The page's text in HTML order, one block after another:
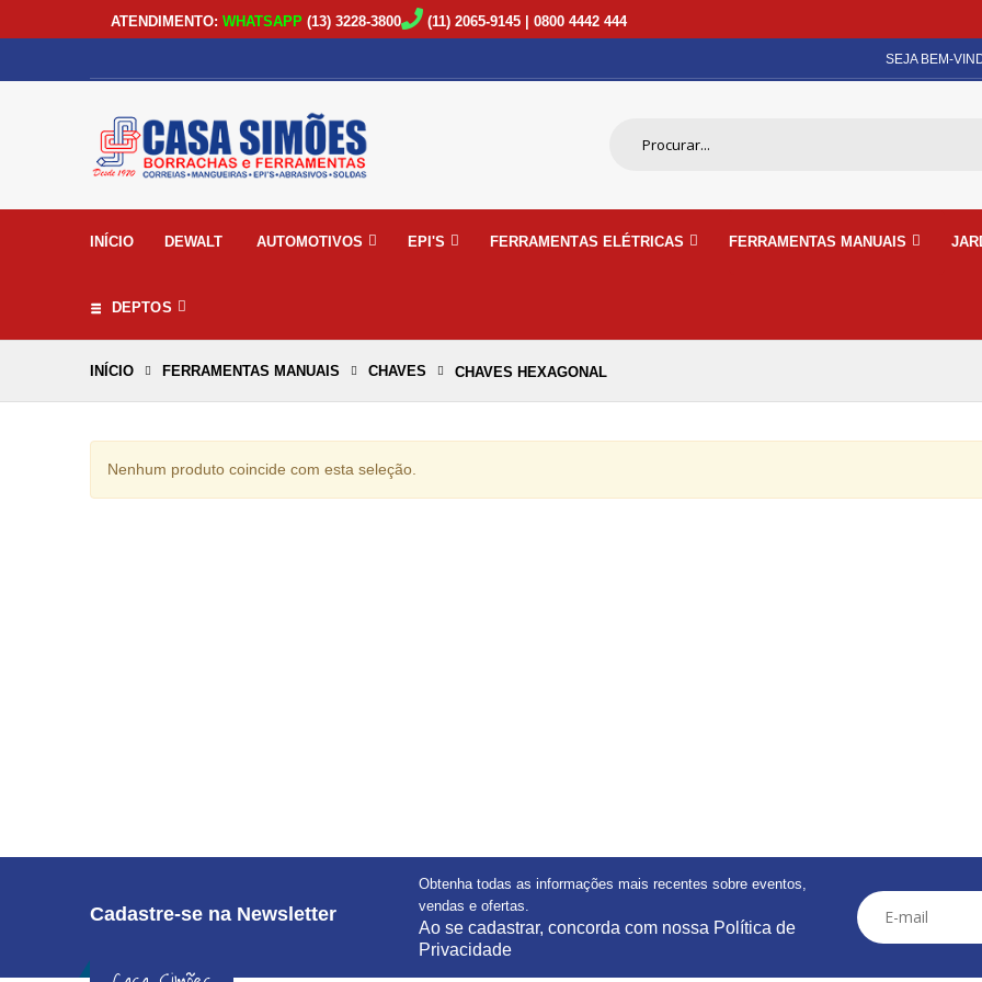
ATENDIMENTO: WHATSAPP (13) 3228-3800 (11) 2065-9145 | 0800 4442 444
SEJA BEM-
INÍCIO DEWALT AUTOMOTIVOS EPI'S FERRAMENTAS ELÉTRICAS FERRAMENTAS MANUAIS
DEPTOS
INÍCIO FERRAMENTAS MANUAIS CHAVES CHAVES HEXAGONAL
Nenhum produto coincide com esta seleção.
Cadastre-se na Newsletter
Obtenha todas as informações mais recentes sobre eventos,
vendas e ofertas.
Ao se cadastrar, concorda com nossa Política de
Privacidade